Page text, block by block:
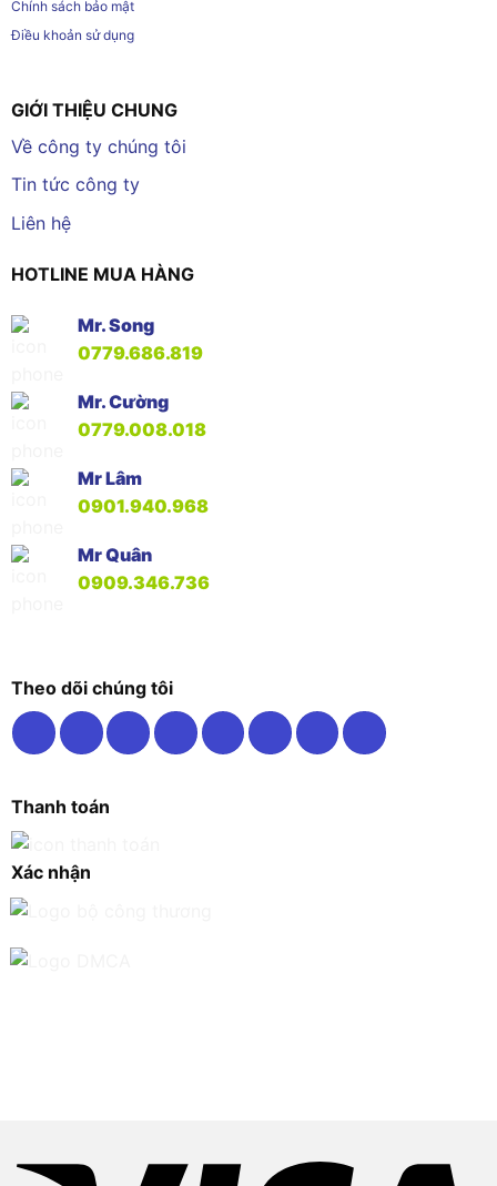
Chính sách bảo mật
Điều khoản sử dụng
GIỚI THIỆU CHUNG
Về công ty chúng tôi
Tin tức công ty
Liên hệ
HOTLINE MUA HÀNG
Mr. Song
0779.686.819
Mr. Cường
0779.008.018
Mr Lâm
0901.940.968
Mr Quân
0909.346.736
Theo dõi chúng tôi
Thanh toán
Xác nhận